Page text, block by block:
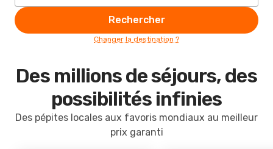
Rechercher
Changer la destination ?
Des millions de séjours, des
possibilités infinies
Des pépites locales aux favoris mondiaux au meilleur
prix garanti